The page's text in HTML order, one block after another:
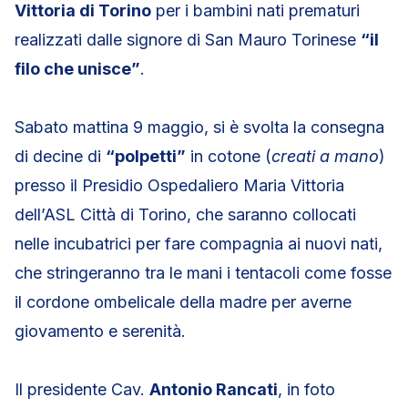
Vittoria di Torino per i bambini nati prematuri
realizzati dalle signore di San Mauro Torinese “il
filo che unisce”.
Sabato mattina 9 maggio, si è svolta la consegna
di decine di “polpetti” in cotone (creati a mano)
presso il Presidio Ospedaliero Maria Vittoria
dell’ASL Città di Torino, che saranno collocati
nelle incubatrici per fare compagnia ai nuovi nati,
che stringeranno tra le mani i tentacoli come fosse
il cordone ombelicale della madre per averne
giovamento e serenità.
Il presidente Cav. Antonio Rancati, in foto